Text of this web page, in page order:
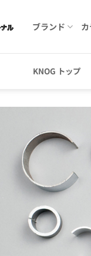
ブランド
KNOG トップ